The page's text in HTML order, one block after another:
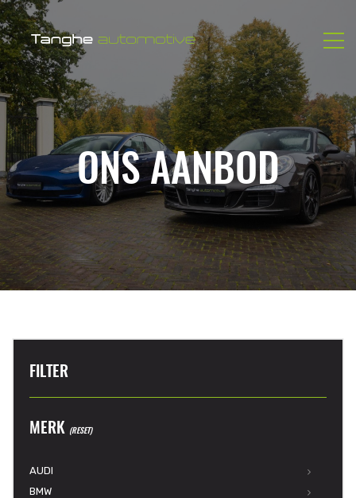
ONS AANBOD
FILTER
MERK (RESET)
AUDI
BMW